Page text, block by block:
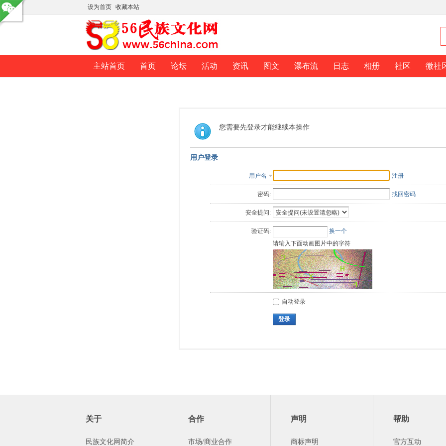
设为首页 收藏本站
主站首页 首页 论坛 活动 资讯 图文 瀑布流 日志 相册 社区 微社
您需要先登录才能继续本操作
用户登录
用户名 注册
密码: 找回密码
安全提问:
验证码:
换一个
请输入下面动画图片中的字符
自动登录
登录
关于
民族文化网简介
合作
市场/商业合作
声明
商标声明
帮助
官方互动